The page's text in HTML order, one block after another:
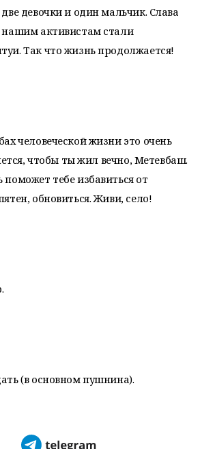
девочки и один мальчик. Слава
нашим активистам стали
Так что жизнь продолжается!
человеческой жизни это очень
чтобы ты жил вечно, Метевбаш.
тебе избавиться от
обновиться. Живи, село!
(в основном пушнина).